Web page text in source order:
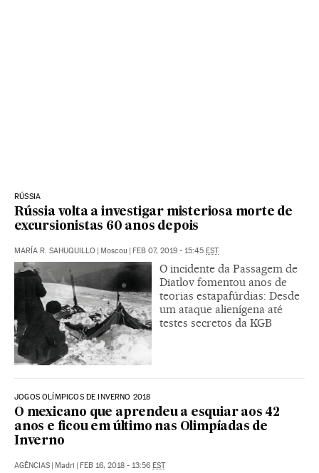
RÚSSIA
Rússia volta a investigar misteriosa morte de
excursionistas 60 anos depois
MARÍA R. SAHUQUILLO Moscou FEB 07, 2019 - 15:45 EST
O incidente da Passagem de
Diatlov fomentou anos de
teorias estapafúrdias: Desde
um ataque alienígena até
testes secretos da KGB
JOGOS OLÍMPICOS DE INVERNO 2018
O mexicano que aprendeu a esquiar aos 42
anos e ficou em último nas Olimpíadas de
Inverno
AGÊNCIAS Madri FEB 16, 2018 - 13:56 EST